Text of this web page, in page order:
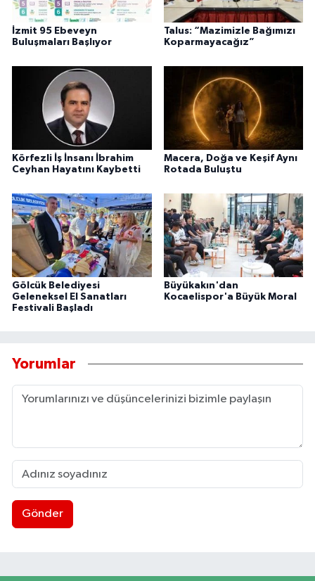
İzmit 95 Ebeveyn
Buluşmaları Başlıyor
Talus: “Mazimizle Bağımızı
Koparmayacağız”
Körfezli İş İnsanı İbrahim
Ceyhan Hayatını Kaybetti
Macera, Doğa ve Keşif Aynı
Rotada Buluştu
Gölcük Belediyesi
Geleneksel El Sanatları
Festivali Başladı
Büyükakın'dan
Kocaelispor'a Büyük Moral
Yorumlar
Gönder